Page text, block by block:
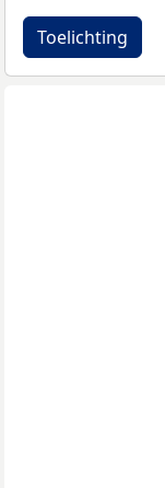
Toelichting